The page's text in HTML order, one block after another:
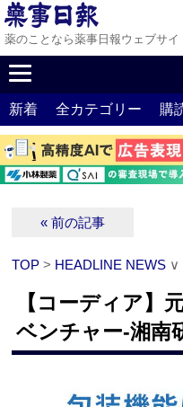
薬のことなら薬事日報ウェブサイ
新着 全カテゴリー 購
« 前の記事
TOP > HEADLINE NEWS ∨
【コーディア】
ベンチャー‐湘南